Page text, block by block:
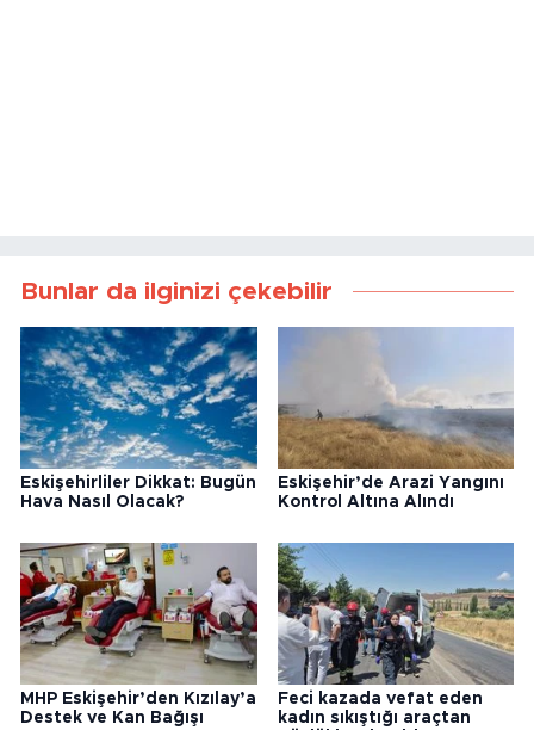
Bunlar da ilginizi çekebilir
Eskişehirliler Dikkat: Bugün
Hava Nasıl Olacak?
Eskişehir’de Arazi Yangını
Kontrol Altına Alındı
MHP Eskişehir’den Kızılay’a
Destek ve Kan Bağışı
Feci kazada vefat eden
kadın sıkıştığı araçtan